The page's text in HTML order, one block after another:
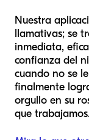
Nuestra
llamativas; se
inmediata,
confianza del
cuando no se
finalmente
orgullo en su
que